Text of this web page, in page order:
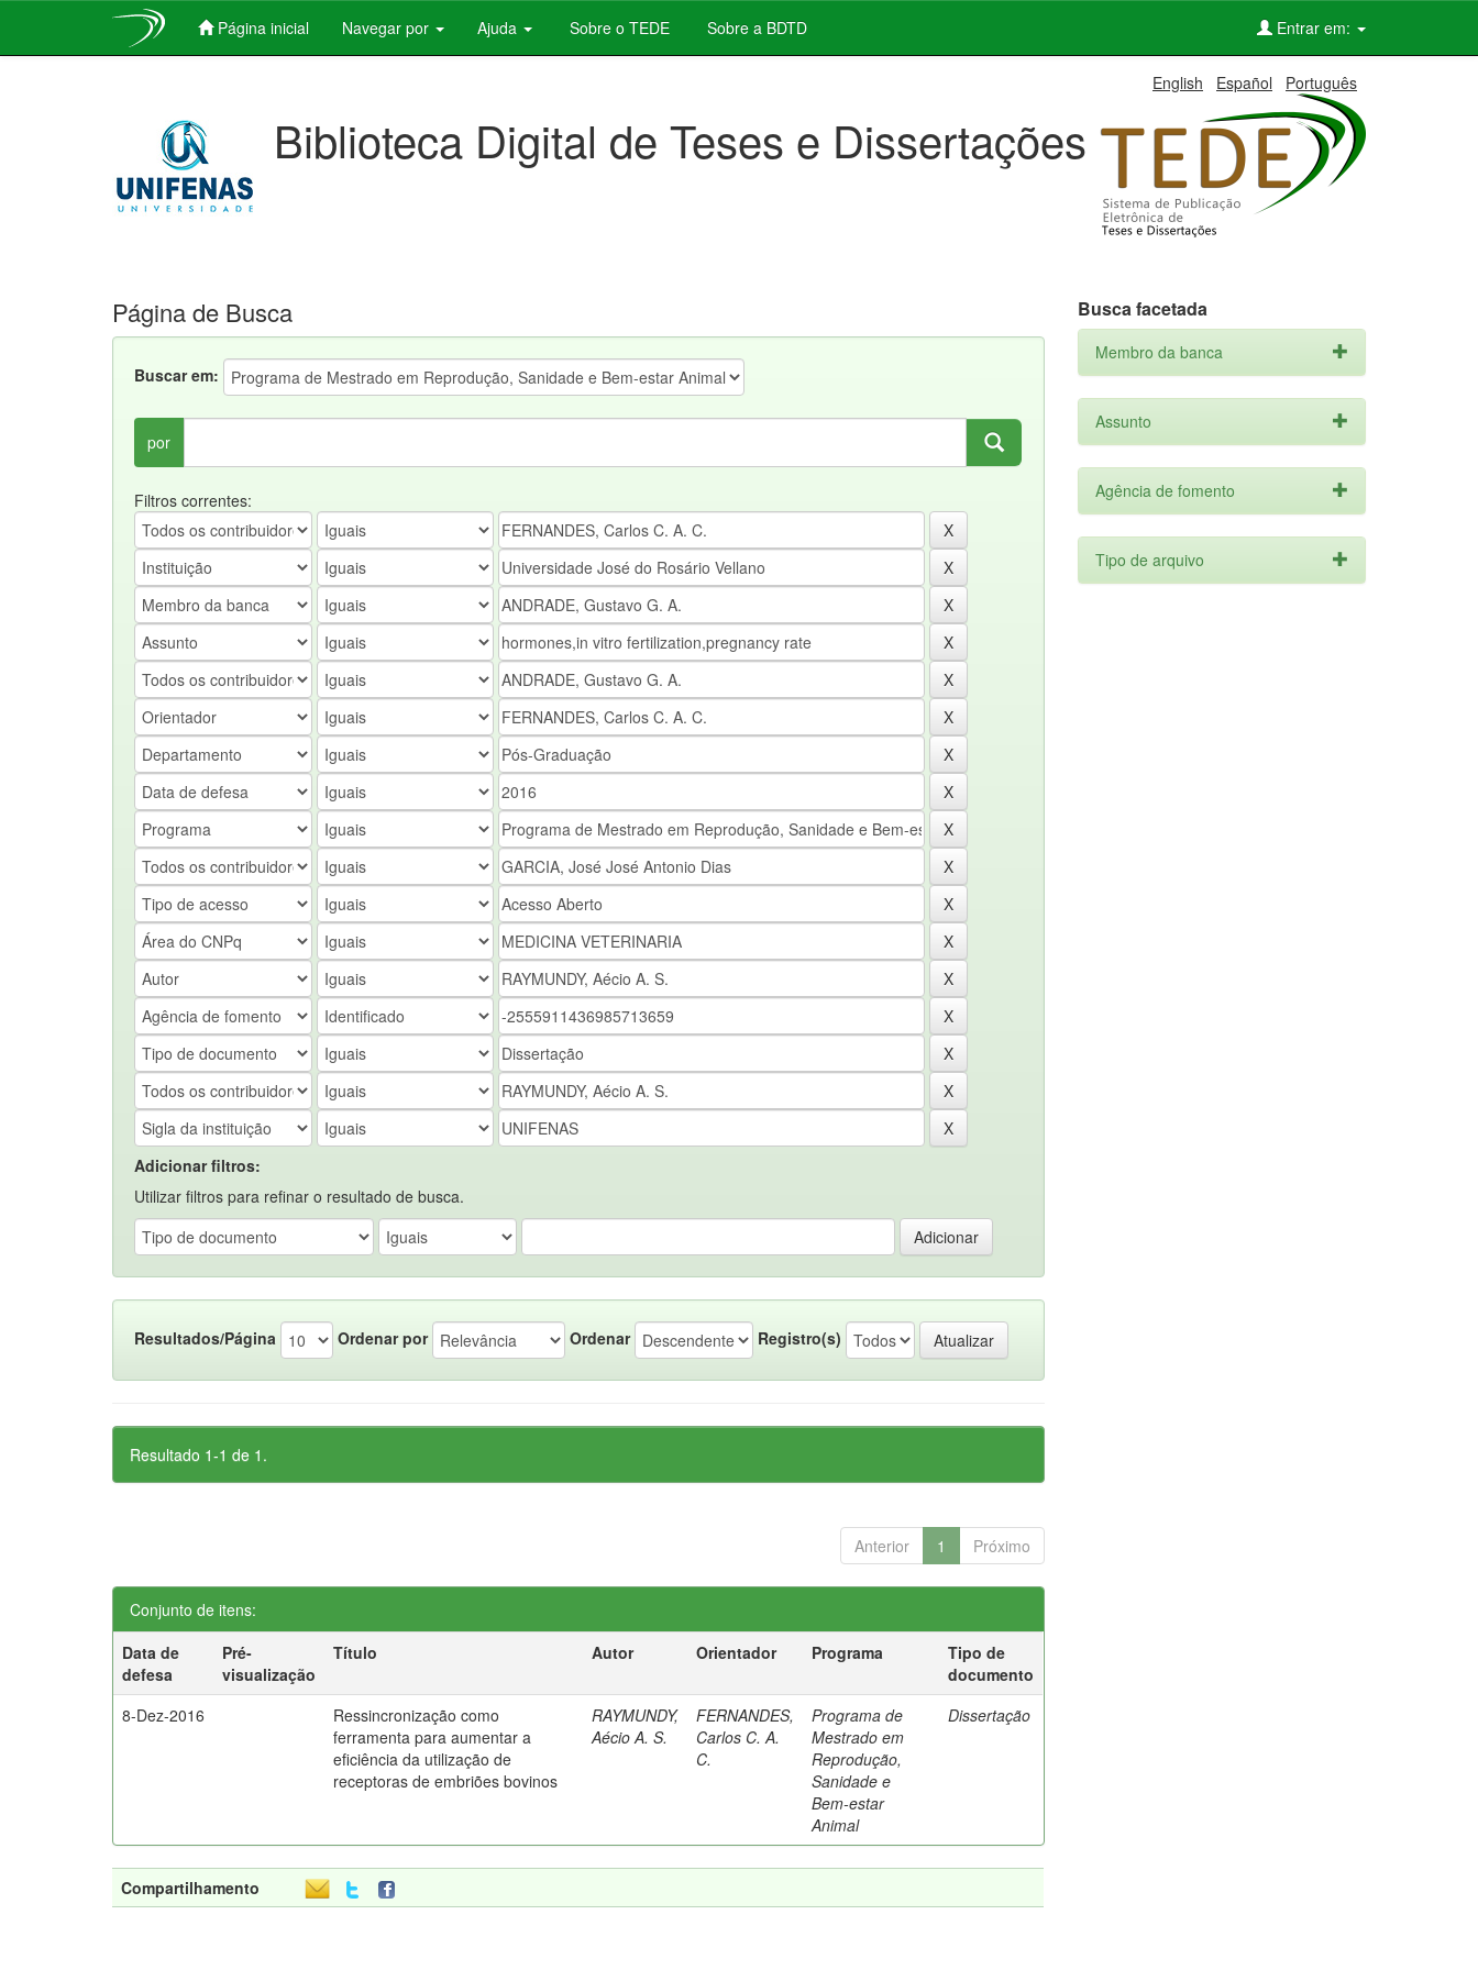
Página inicial Navegar por Ajuda Sobre o TEDE Sobre a BDTD Entrar em:
English Español Português
Biblioteca Digital de Teses e Dissertações
Página de Busca
Buscar em:
por
Filtros correntes:
Adicionar filtros:
Utilizar filtros para refinar o resultado de busca.
Resultados/Página Ordenar por Ordenar Registro(s)
Resultado 1-1 de 1.
Anterior 1 Próximo
Conjunto de itens:
Data de
defesa
Pré-
visualização
Título Autor Orientador Programa
Tipo de
documento
8-Dez-2016
Ressincronização como
ferramenta para aumentar a
eficiência da utilização de
receptoras de embriões bovinos
RAYMUNDY,
Aécio A. S.
FERNANDES,
Carlos C. A.
C.
Programa de
Mestrado em
Reprodução,
Sanidade e
Bem-estar
Animal
Dissertação
Compartilhamento
Busca facetada
Membro da banca
Assunto
Agência de fomento
Tipo de arquivo